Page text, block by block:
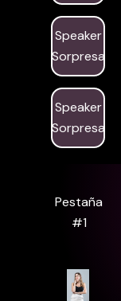
Speaker
Sorpresa
Speaker
Sorpresa
Pestaña
#1